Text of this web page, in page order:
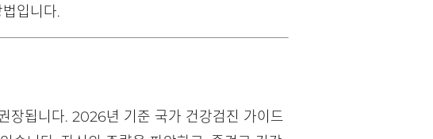
입니다.
장됩니다. 2026년 기준 국가 건강검진 가이드